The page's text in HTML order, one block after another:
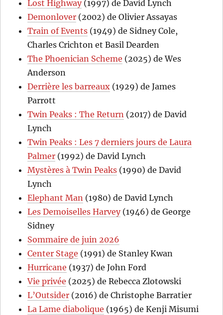
Lost Highway(1997) de David Lynch
Demonlover (2002) de Olivier Assayas
Train of Events (1949) de Sidney Cole,
Charles Crichton et Basil Dearden
The Phoenician Scheme (2025) de Wes
Anderson
Derrière les barreaux (1929) de James
Parrott
Twin Peaks : The Return (2017) de David
Lynch
Twin Peaks : Les 7 derniers jours de Laura
Palmer (1992) de David Lynch
Mystères à Twin Peaks (1990) de David
Lynch
Elephant Man (1980) de David Lynch
Les Demoiselles Harvey(1946) de George
Sidney
Sommaire de juin 2026
Center Stage (1991) de Stanley Kwan
Hurricane (1937) de John Ford
Vie privée (2025) de Rebecca Zlotowski
L’Outsider (2016) de Christophe Barratier
La Lame diabolique (1965) de Kenji Misumi